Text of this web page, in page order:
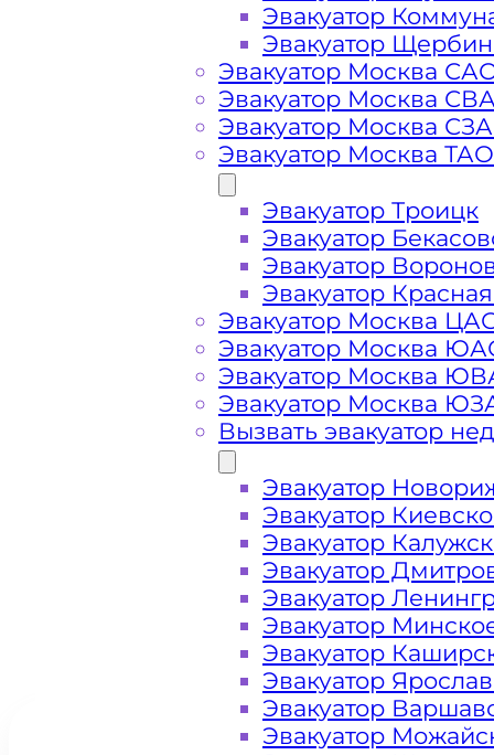
Стоимость
услуг
эвакуатора у
метро Перово
Москва
Эвакуатор
Эвакуатор
Эвакуатор Москва
Эвакуатор Москва
Эвакуатор Москва
Эвакуатор Москва ТАО
Эвакуатор Троицк
Эвакуатор
Эвакуатор
Эвакуатор
Эвакуатор Москва
Эвакуатор Москва
Эвакуатор Москва
Эвакуатор Москва
Вызвать эвакуатор
Эвакуатор
Эвакуатор
Эвакуатор
Эвакуатор
Эвакуатор
Эвакуатор
Эвакуатор
Эвакуатор
Эвакуатор
Эвакуатор